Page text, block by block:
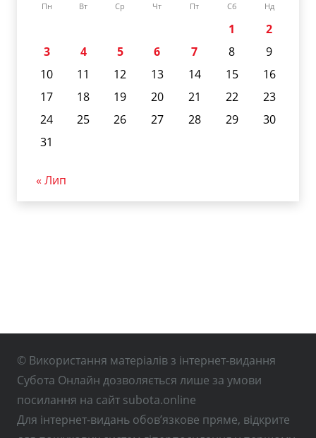
Пн Вт Ср Чт Пт Сб Нд
1
2
3
4 5 6 7 8
9
10
11 12 13 14 15
16
17
18 19 20 21 22
23
24
25 26 27 28 29
30
31
« Лип
© Використання матеріалів з інтернет-видання
Субота Онлайн дозволяється лише за умови
посилання на сайт subota.online
Для інтернет-видань обов’язкове пряме, відкрите